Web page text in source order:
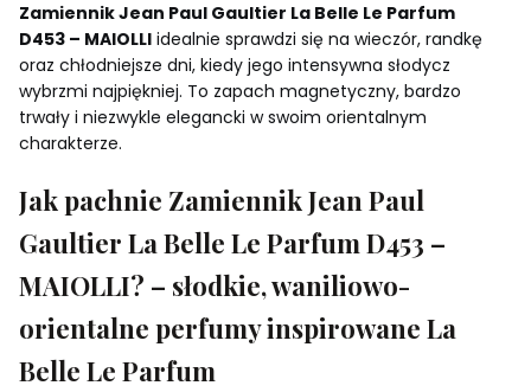
Zamiennik Jean Paul Gaultier La Belle Le Parfum
D453 – MAIOLLI idealnie sprawdzi się na wieczór, randkę
oraz chłodniejsze dni, kiedy jego intensywna słodycz
wybrzmi najpiękniej. To zapach magnetyczny, bardzo
trwały i niezwykle elegancki w swoim orientalnym
charakterze.
Jak pachnie Zamiennik Jean Paul
Gaultier La Belle Le Parfum D453 –
MAIOLLI? – słodkie, waniliowo-
orientalne perfumy inspirowane La
Belle Le Parfum